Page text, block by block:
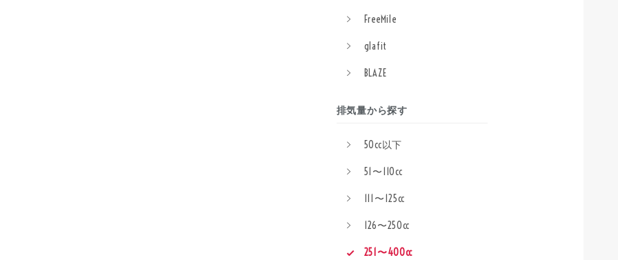
FreeMile
glafit
BLAZE
排気量から探す
50cc以下
51〜110cc
111〜125cc
126〜250cc
251〜400cc